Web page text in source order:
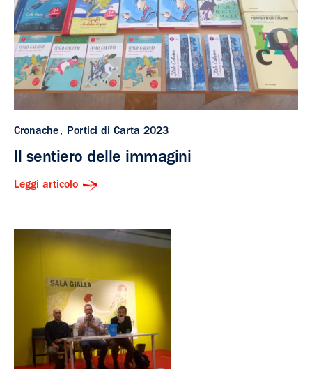
Cronache Portici di Carta 2023
Il sentiero delle immagini
Leggi articolo